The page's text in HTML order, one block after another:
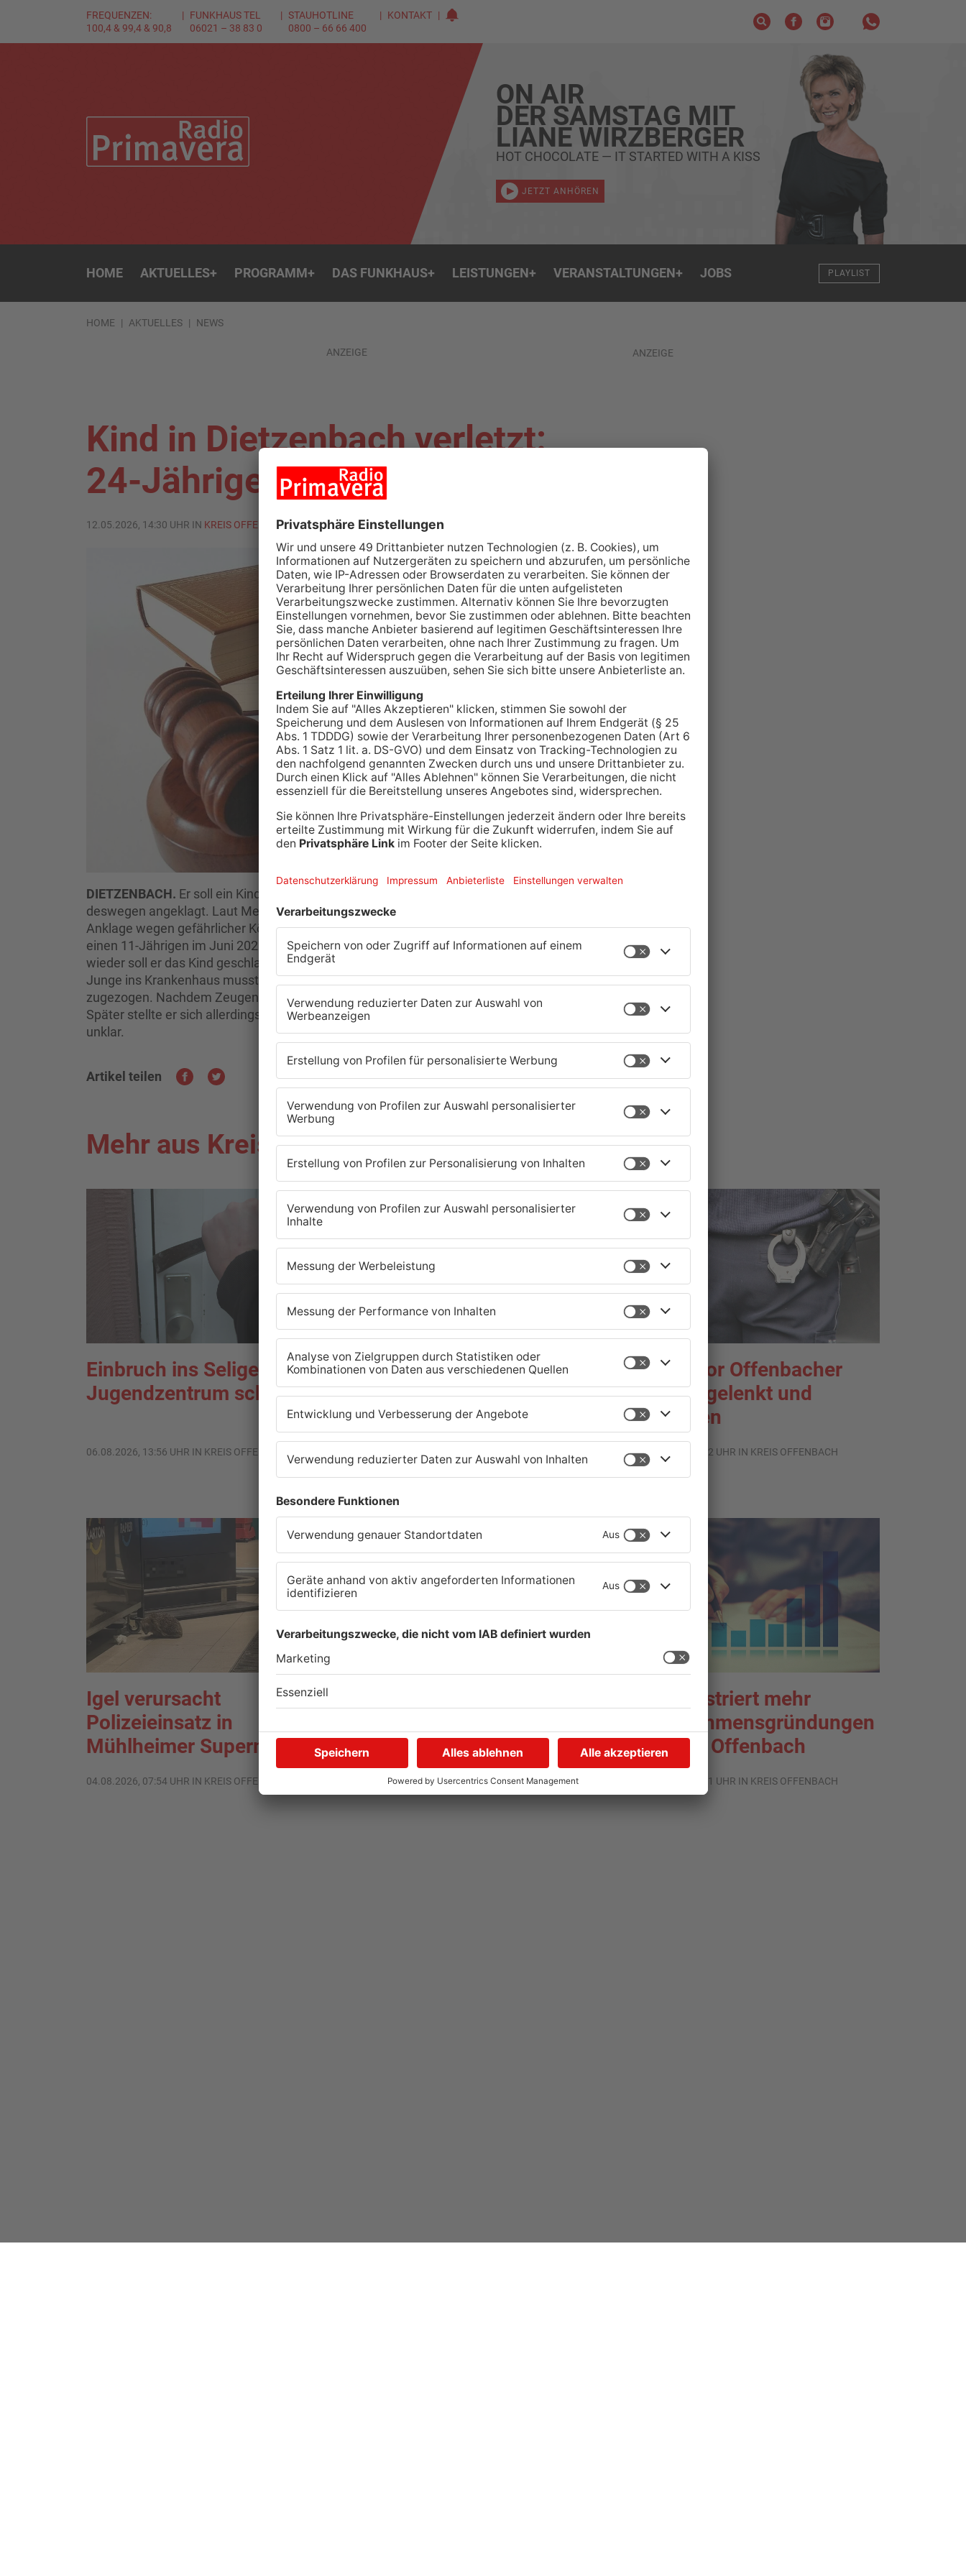
FREQUENZEN:
100,4 & 99,4 & 90,8
FUNKHAUS TEL
06021 – 38 83 0
STAUHOTLINE
0800 – 66 66 400
KONTAKT
ON AIR
DER SAMSTAG MIT
LIANE WIRZBERGER
HOT CHOCOLATE — IT STARTED WITH A KISS
JETZT ANHÖREN
HOME AKTUELLES+ PROGRAMM+ DAS FUNKHAUS+ LEISTUNGEN+ VERANSTALTUNGEN+ JOBS PLAYLIST
HOME AKTUELLES NEWS
ANZEIGE
Kind in Dietzenbach verletzt:
24-Jähriger angeklagt
12.05.2026, 14:30 UHR IN KREIS OFFENBACH
DIETZENBACH. Er soll ein Kind in Dietzenbach attackiert haben. Jetzt wird ein 24-Jähriger
deswegen angeklagt. Laut Medienberichten soll die Staatsanwaltschaft Darmstadt
Anklage wegen gefährlicher Körperverletzung gegen den jungen Mann erhoben. Er hat
einen 11-Jährigen im Juni 2025 in Dietzenbach angegriffen, so die Anklageschrift. Immer
wieder soll er das Kind geschlagen oder gegen den Kopf getreten haben. So stark, dass der
Junge ins Krankenhaus musste. Er hat sich durch die Attacke eine Gehirnerschütterung
zugezogen. Nachdem Zeugen dann eingeschritten sind, ist der 24-Jährige geflüchtet.
Später stellte er sich allerdings der Polizei. Warum er das Kind angegriffen hat, ist weiterhin
unklar.
Artikel teilen
ANZEIGE
Mehr aus Kreis Offenbach
Einbruch ins Seligenstädter
Jugendzentrum scheitert
06.08.2026, 13:56 UHR IN KREIS OFFENBACH
Trinkwasserbrunnen in
Obertshausen mit Keimen
belastet
06.08.2026, 06:45 UHR IN KREIS OFFENBACH
Senior vor Offenbacher
Bank abgelenkt und
bestohlen
05.08.2026, 13:42 UHR IN KREIS OFFENBACH
Igel verursacht
Polizeieinsatz in
Mühlheimer Supermarkt
04.08.2026, 07:54 UHR IN KREIS OFFENBACH
Geduld
04.08.2026, 06:47 UHR IN KREIS OFFENBACH
IHK registriert mehr
Unternehmensgründungen
im Kreis Offenbach
04.08.2026, 06:41 UHR IN KREIS OFFENBACH